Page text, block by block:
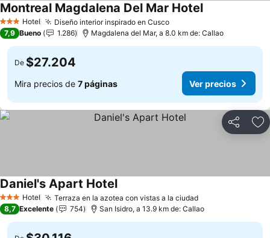
3 Estrellas
Hotel Diseño interior inspirado en Cusco
Montreal Magdalena Del Mar Hotel
7,9 Bueno 1.286 Magdalena del Mar, a 8.0 km de: Callao
De $27.204
Mira precios de 7 páginas Ver precios
Compartir
3 Estrellas
Hotel Terraza en la azotea con vistas a la ciudad
Daniel's Apart Hotel
8,7 Excelente 754 San Isidro, a 13.9 km de: Callao